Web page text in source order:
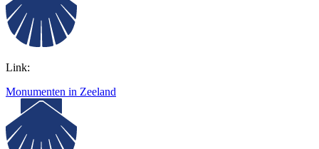
Link:
Monumenten in Zeeland